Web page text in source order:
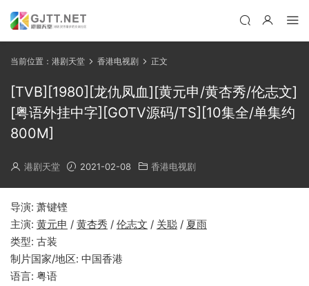
当前位置： 港剧天堂 香港电视剧 正文
[TVB][1980][龙仇凤血][黄元申/黄杏秀/伦志文]
[粤语外挂中字][GOTV源码/TS][10集全/单集约
800M]
港剧天堂 2021-02-08 香港电视剧
导演: 萧键铿
主演: 黄元申 / 黄杏秀 / 伦志文 / 关聪 / 夏雨
类型: 古装
制片国家/地区: 中国香港
语言: 粤语